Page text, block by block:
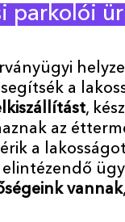
parkolói
a
,
az
a
vannak